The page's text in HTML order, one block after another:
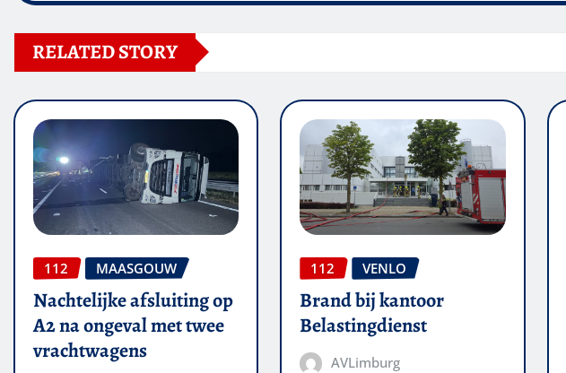
RELATED STORY
112 MAASGOUW
Nachtelijke afsluiting op
A2 na ongeval met twee
vrachtwagens
112 VENLO
Brand bij kantoor
Belastingdienst
AVLimburg